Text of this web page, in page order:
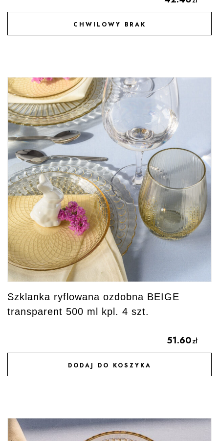
CHWILOWY BRAK
DODAJ DO ULUBIONYCH
Szklanka ryflowana ozdobna BEIGE
transparent 500 ml kpl. 4 szt.
51.60zł
DODAJ DO KOSZYKA
DODAJ DO ULUBIONYCH